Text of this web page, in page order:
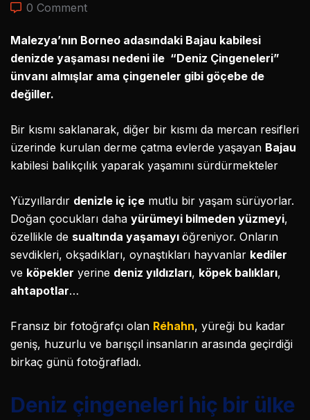
0 Comment
Malezya’nın Borneo adasındaki Bajau kabilesi
denizde yaşaması nedeni ile “Deniz Çingeneleri”
ünvanı almışlar ama çingeneler gibi göçebe de
değiller.
Bir kısmı saklanarak, diğer bir kısmı da mercan resifleri
üzerinde kurulan derme çatma evlerde yaşayan Bajau
kabilesi balıkçılık yaparak yaşamını sürdürmekteler
Yüzyıllardır denizle iç içe mutlu bir yaşam sürüyorlar.
Doğan çocukları daha yürümeyi bilmeden yüzmeyi,
özellikle de sualtında yaşamayı öğreniyor. Onların
sevdikleri, okşadıkları, oynaştıkları hayvanlar kediler
ve köpekler yerine deniz yıldızları, köpek balıkları,
ahtapotlar…
Fransız bir fotoğrafçı olan Réhahn, yüreği bu kadar
geniş, huzurlu ve barışçıl insanların arasında geçirdiği
birkaç günü fotoğrafladı.
Deniz çingeneleri hiç bir ülke